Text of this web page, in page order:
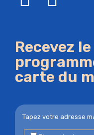
Recevez le
carte du